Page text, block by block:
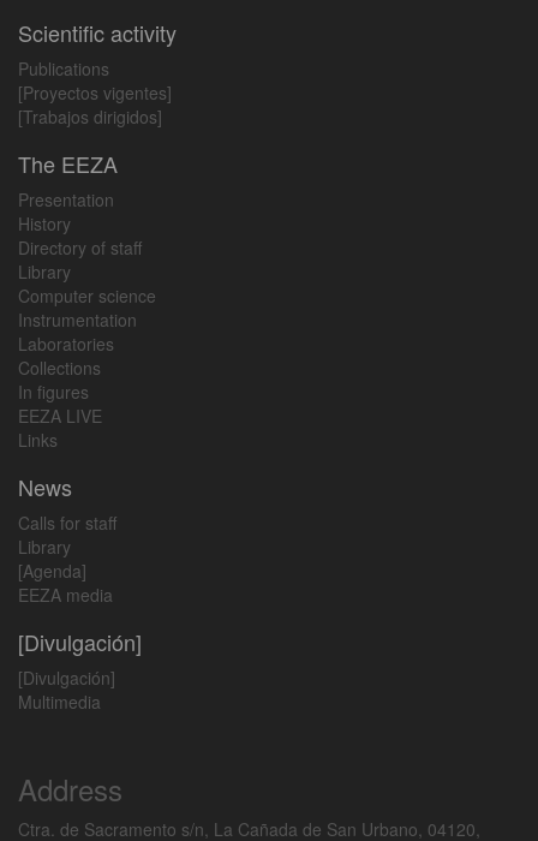
Scientific activity
Publications
[Proyectos vigentes]
[Trabajos dirigidos]
The EEZA
Presentation
History
Directory of staff
Library
Computer science
Instrumentation
Laboratories
Collections
In figures
EEZA LIVE
Links
News
Calls for staff
Library
[Agenda]
EEZA media
[Divulgación]
[Divulgación]
Multimedia
Address
Ctra. de Sacramento s/n, La Cañada de San Urbano, 04120,